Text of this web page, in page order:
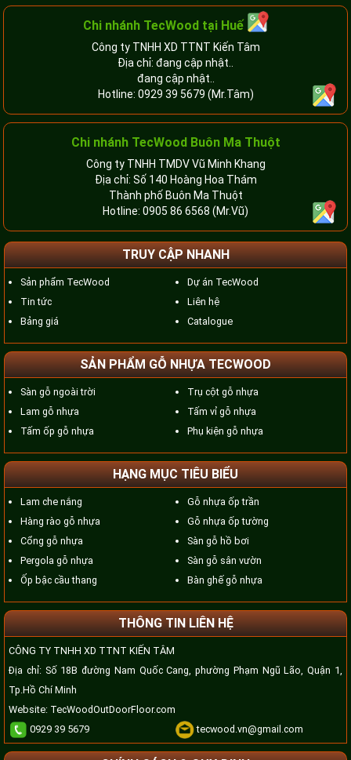
Chi nhánh TecWood tại Huế
Công ty TNHH XD TTNT Kiến Tâm
Địa chỉ: đang cập nhật..
đang cập nhật..
Hotline: 0929 39 5679 (Mr.Tâm)
Chi nhánh TecWood Buôn Ma Thuột
Công ty TNHH TMDV Vũ Minh Khang
Địa chỉ: Số 140 Hoàng Hoa Thám
Thành phố Buôn Ma Thuột
Hotline: 0905 86 6568 (Mr.Vũ)
TRUY CẬP NHANH
Sản phẩm TecWood
Tin tức
Bảng giá
Dự án TecWood
Liên hệ
Catalogue
SẢN PHẨM GỖ NHỰA TECWOOD
Sàn gỗ ngoài trời
Lam gỗ nhựa
Tấm ốp gỗ nhựa
Trụ cột gỗ nhựa
Tấm vỉ gỗ nhựa
Phụ kiện gỗ nhựa
HẠNG MỤC TIÊU BIỂU
Lam che nắng
Hàng rào gỗ nhựa
Cổng gỗ nhựa
Pergola gỗ nhựa
Ốp bậc cầu thang
Gỗ nhựa ốp trần
Gỗ nhựa ốp tường
Sàn gỗ hồ bơi
Sàn gỗ sân vườn
Bàn ghế gỗ nhựa
THÔNG TIN LIÊN HỆ
CÔNG TY TNHH XD TTNT KIẾN TÂM
Địa chỉ: Số 18B đường Nam Quốc Cang, phường Phạm Ngũ Lão, Quận 1,
Tp.Hồ Chí Minh
Website: TecWoodOutDoorFloor.com
0929 39 5679
tecwood.vn@gmail.com